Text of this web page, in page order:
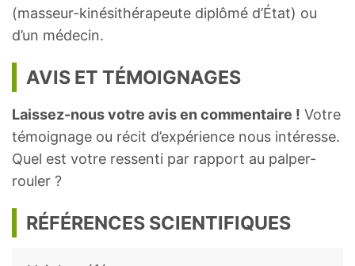
(masseur-kinésithérapeute diplômé d’État) ou
d’un médecin.
AVIS ET TÉMOIGNAGES
Laissez-nous votre avis en commentaire ! Votre
témoignage ou récit d’expérience nous intéresse.
Quel est votre ressenti par rapport au palper-
rouler ?
RÉFÉRENCES SCIENTIFIQUES